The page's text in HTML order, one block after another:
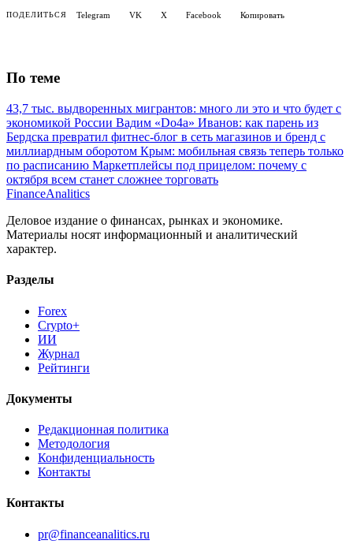
ПОДЕЛИТЬСЯ Telegram VK X Facebook Копировать
По теме
43,7 тыс. выдворенных мигрантов: много ли это и что будет с
экономикой России Вадим «Do4a» Иванов: как парень из
Бердска превратил фитнес-блог в сеть магазинов и бренд с
миллиардным оборотом Крым: мобильная связь теперь только
по расписанию Маркетплейсы под прицелом: почему с
октября всем станет сложнее торговать
FinanceAnalitics
Деловое издание о финансах, рынках и экономике.
Материалы носят информационный и аналитический
характер.
Разделы
Forex
Crypto+
ИИ
Журнал
Рейтинги
Документы
Редакционная политика
Методология
Конфиденциальность
Контакты
Контакты
pr@financeanalitics.ru